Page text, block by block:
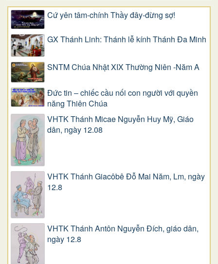
Cứ yên tâm-chính Thầy đây-đừng sợ!
GX Thánh Linh: Thánh lễ kính Thánh Đa Minh
SNTM Chúa Nhật XIX Thường Niên -Năm A
Đức tin – chiếc cầu nối con người với quyền
năng Thiên Chúa
VHTK Thánh Micae Nguyễn Huy Mỹ, Giáo
dân, ngày 12.08
VHTK Thánh Giacôbê Ðỗ Mai Năm, Lm, ngày
12.8
VHTK Thánh Antôn Nguyễn Ðích, giáo dân,
ngày 12.8